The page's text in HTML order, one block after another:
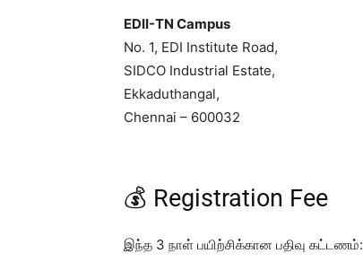
EDII-TN Campus
No. 1, EDI Institute Road,
SIDCO Industrial Estate,
Ekkaduthangal,
Chennai – 600032
💰 Registration Fee
இந்த 3 நாள் பயிற்சிக்கான பதிவு கட்டணம்: